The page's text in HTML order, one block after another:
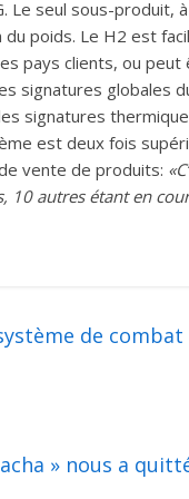
Le seul sous-produit,
poids. Le H2 est
pays clients, ou
signatures globales
signatures
est deux fois
vente de produits:
10 autres étant en
de
» nous a